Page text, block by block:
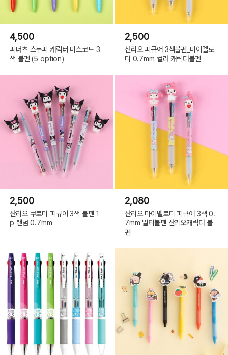
4,500
피너츠 스누피 캐릭터 마스코트 3
색 볼펜 (5 option)
2,500
산리오 피규어 3색볼펜_마이멜로
디 0.7mm 컬러 캐릭터볼펜
2,500
산리오 쿠로미 피규어 3색 볼펜 1
p 랜덤 0.7mm
2,080
산리오 마이멜로디 피규어 3색 0.
7mm 멀티볼펜 산리오캐릭터 볼
펜